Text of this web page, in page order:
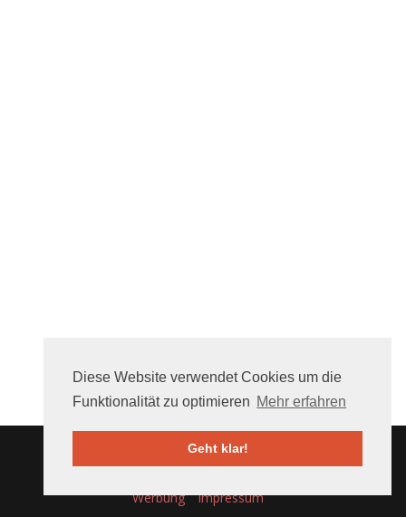
Diese Website verwendet Cookies um die
Funktionalität zu optimieren Mehr erfahren
Geht klar!
Über uns FAQ Mithelfen
Nutzungsbedingungen
Werbung
Impressum